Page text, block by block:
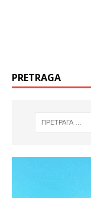
PRETRAGA